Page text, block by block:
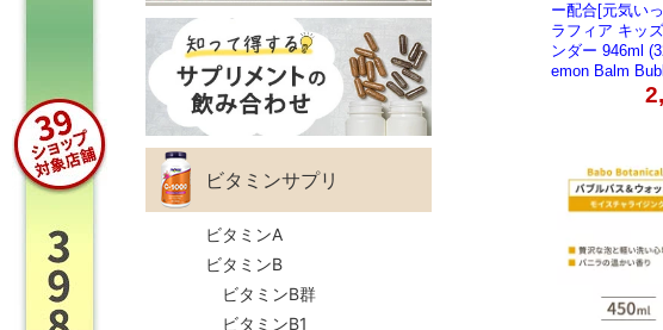
ー配合[元気い
ラフィア キッ
ンダー 946ml
emon Balm